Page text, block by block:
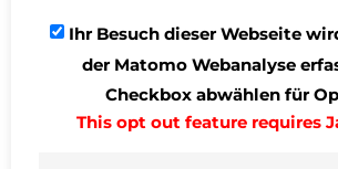
Kurzbeschreibung
Neubau von zwei Wohnanlagen mit insgesamt
30 Wohneinheiten, Fernwärme-
Lüftungsanlage mit WRG in der Außenwand
Wohn-/Schlafräume, WC-Anlagen und
Ihr Besuch dieser Webseite
der Matomo Webanalyse
Checkbox abwählen für
This opt out feature requires